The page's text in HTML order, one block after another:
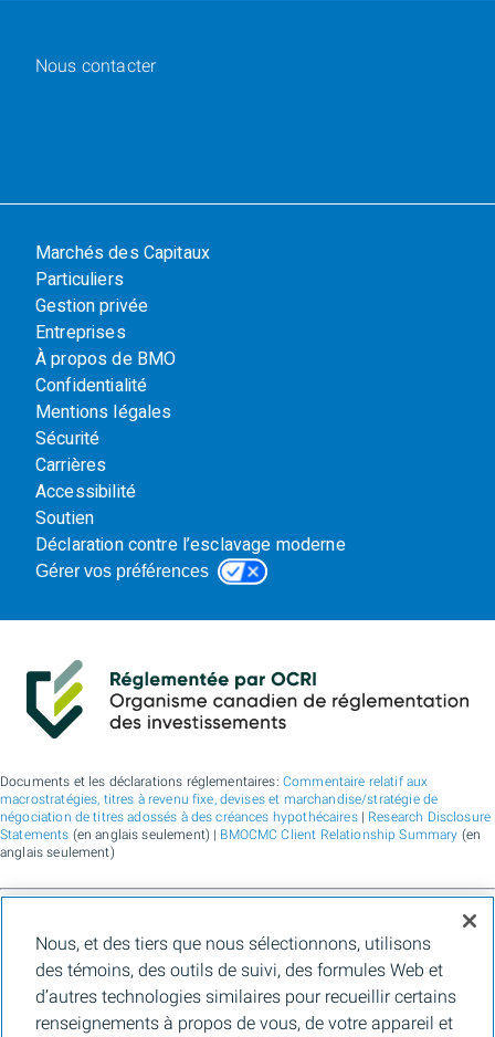
Nous contacter
Marchés des Capitaux
Particuliers
Gestion privée
Entreprises
À propos de BMO
Confidentialité
Mentions légales
Sécurité
Carrières
Accessibilité
Soutien
Déclaration contre l’esclavage moderne
Gérer vos préférences
Documents et les déclarations réglementaires: Commentaire relatif aux
macrostratégies, titres à revenu fixe, devises et marchandise/stratégie de
négociation de titres adossés à des créances hypothécaires| Research Disclosure
Statements (en anglais seulement) | BMOCMC Client Relationship Summary (en
anglais seulement)
financier pour les services de vente en gros de la Banque de Montréal, de BMO
Bank N.A. (membre de la FDIC), de Bank of Montreal Europe Plc et de Bank of
Montreal (China) Co. Ltd., pour les services de courtage auprès des clients
institutionnels de BMO Capital Markets Corp. (membre de laFINRAet de laSIPC
et les services de courtage d'agence de Clearpool Execution Services, LLC
(membre laFINRAet de la SIPC) aux États-Unis, ainsi que pour les services de
Nous, et des tiers que nous sélectionnons, utilisons
des témoins, des outils de suivi, des formules Web et
d’autres technologies similaires pour recueillir certains
renseignements à propos de vous, de votre appareil et